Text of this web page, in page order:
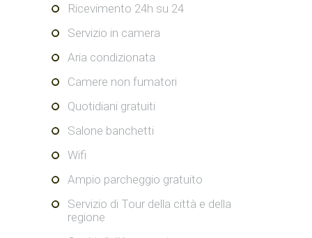
Ricevimento 24h su 24
Servizio in camera
Aria condizionata
Camere non fumatori
Quotidiani gratuiti
Salone banchetti
Wifi
Ampio parcheggio gratuito
Servizio di Tour della città e della
regione